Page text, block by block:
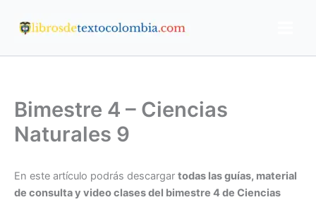
Bimestre 4 – Ciencias
Naturales 9
En este artículo podrás descargar todas las guías, material
de consulta y video clases del bimestre 4 de Ciencias